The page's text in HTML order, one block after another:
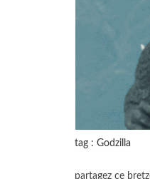
tag : Godzilla
partagez ce